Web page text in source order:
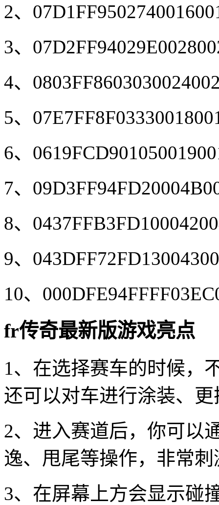
2、
3、
4、
5、
6、
7、
8、
9、
10、
fr传奇最新版游戏亮点
1、在选择赛车的时候，
还可以对车进行涂装、
2、进入赛道后，你可以
逸、甩尾等操作，非常刺
3、在屏幕上方会显示碰